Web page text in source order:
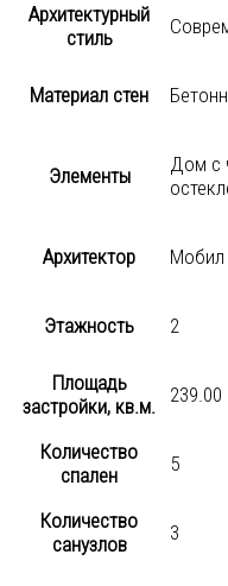
Архитектурный
стиль
Материал стен
Элементы
Дом с
Архитектор Мобил
Этажность 2
Площадь
застройки, кв.м.
239.00
Количество
спален
5
Количество
санузлов
3